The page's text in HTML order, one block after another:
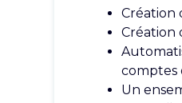
Création
Création
comptes
Un